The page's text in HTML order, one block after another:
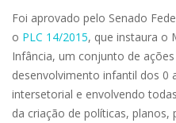
Foi aprovado pelo Senado
o PLC 14/2015, que instaura o
Infância, um conjunto de
desenvolvimento infantil dos 0
intersetorial e envolvendo
da criação de políticas,